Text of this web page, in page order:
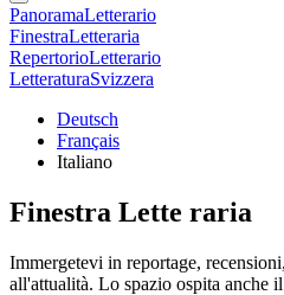
PanoramaLetterario
FinestraLetteraria
RepertorioLetterario
LetteraturaSvizzera
Deutsch
Français
Italiano
Finestra Lette raria
Immergetevi in reportage,
all'attualità. Lo spazio ospita anche